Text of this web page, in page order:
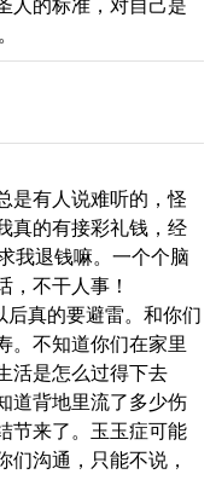
是有人说难听的，怪
真的有接彩礼钱，经
我退钱嘛。一个个脑
，不干人事！
真的要避雷。和你们
。不知道你们在家里
活是怎么过得下去
道背地里流了多少伤
节来了。玉玉症可能
沟通，只能不说，